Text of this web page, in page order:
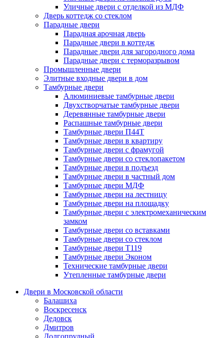
Уличные двери с отделкой из МДФ
Дверь коттедж со стеклом
Парадные двери
Парадная арочная дверь
Парадные двери в коттедж
Парадные двери для загородного дома
Парадные двери с терморазрывом
Промышленные двери
Элитные входные двери в дом
Тамбурные двери
Алюминиевые тамбурные двери
Двухстворчатые тамбурные двери
Деревянные тамбурные двери
Распашные тамбурные двери
Тамбурные двери П44Т
Тамбурные двери в квартиру
Тамбурные двери с фрамугой
Тамбурные двери со стеклопакетом
Тамбурные двери в подъезд
Тамбурные двери в частный дом
Тамбурные двери МДФ
Тамбурные двери на лестницу
Тамбурные двери на площадку
Тамбурные двери с электромеханическим
замком
Тамбурные двери со вставками
Тамбурные двери со стеклом
Тамбурные двери Т119
Тамбурные двери Эконом
Технические тамбурные двери
Утепленные тамбурные двери
Двери в Московской области
Балашиха
Воскресенск
Дедовск
Дмитров
Долгопрудный